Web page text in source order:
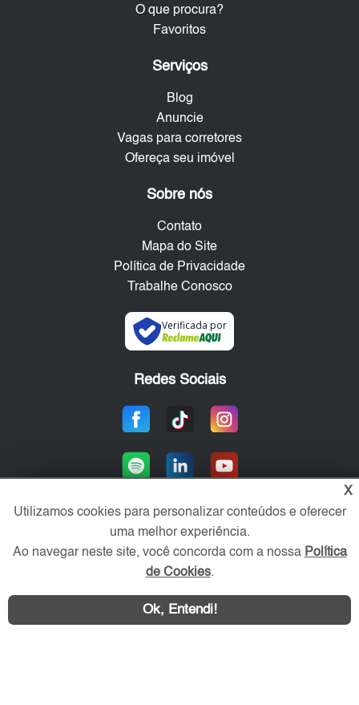
WhatsApp Contatar
O que procura?
Favoritos
Serviços
Blog
Anuncie
Vagas para corretores
Ofereça seu imóvel
Sobre nós
Contato
Mapa do Site
Política de Privacidade
Trabalhe Conosco
Verificada por
Redes Sociais
Área exclusiva aos anunciantes,
acesse sua conta:
X
Utilizamos cookies para personalizar conteúdos e oferecer
uma melhor experiência.
Ao navegar neste site, você concorda com a nossa Política
de Cookies.
Ok, Entendi!